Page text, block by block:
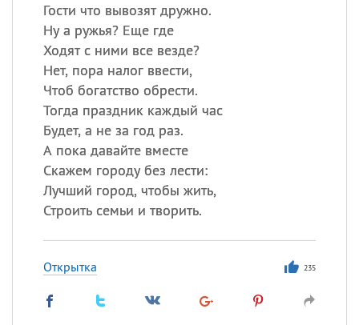
Гости что вывозят дружно.
Ну а ружья? Еще где
Ходят с ними все везде?
Нет, пора налог ввести,
Чтоб богатство обрести.
Тогда праздник каждый час
Будет, а не за год раз.
А пока давайте вместе
Скажем городу без лести:
Лучший город, чтобы жить,
Строить семьи и творить.
Открытка 235